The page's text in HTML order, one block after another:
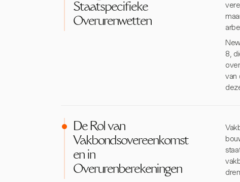
Staatspecifieke
Overurenwetten
8,
van
De Rol van
Vakbondsovereenkomst
en in
Overurenberekeningen